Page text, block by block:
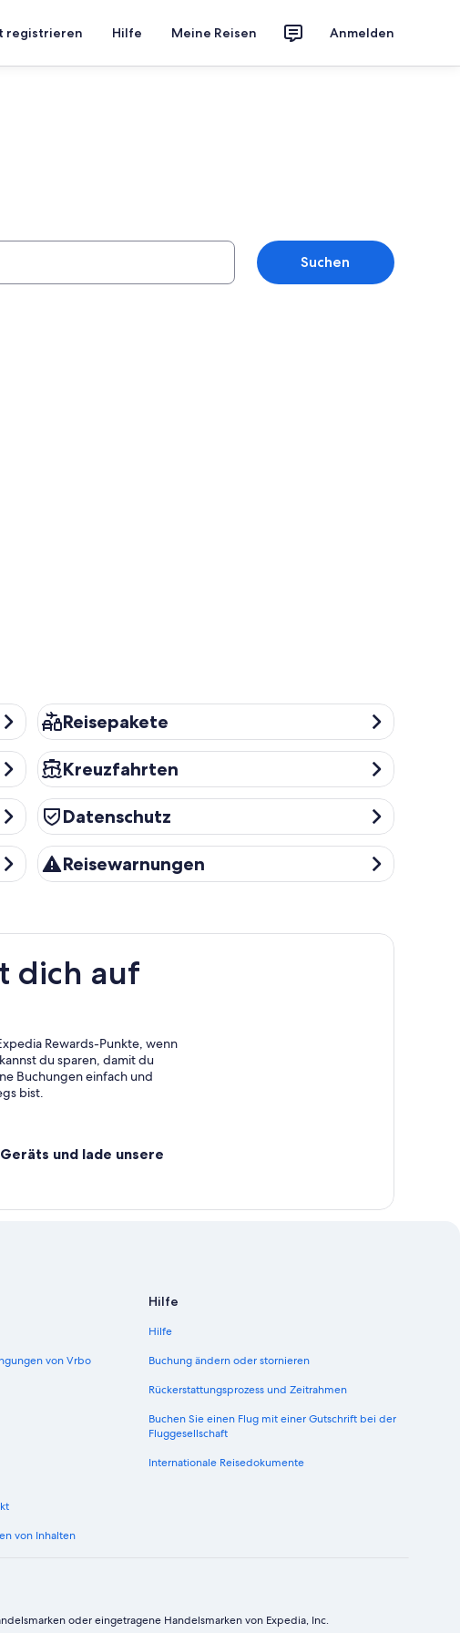
registrieren Hilfe Meine Reisen Anmelden
Suchen
Reisepakete
Reisepakete
Kreuzfahrten
Kreuzfahrten
Datenschutz
Datenschutz
Reisewarnungen
Reisewarnungen
dich auf
Rewards-Punkte, wenn
du sparen, damit du
Buchungen einfach und
bist.
und lade unsere
von Vrbo
von Inhalten
Hilfe
Hilfe
Buchung ändern oder stornieren
Rückerstattungsprozess und Zeitrahmen
Buchen Sie einen Flug mit einer Gutschrift bei der
Fluggesellschaft
Internationale Reisedokumente
oder eingetragene Handelsmarken von Expedia, Inc.